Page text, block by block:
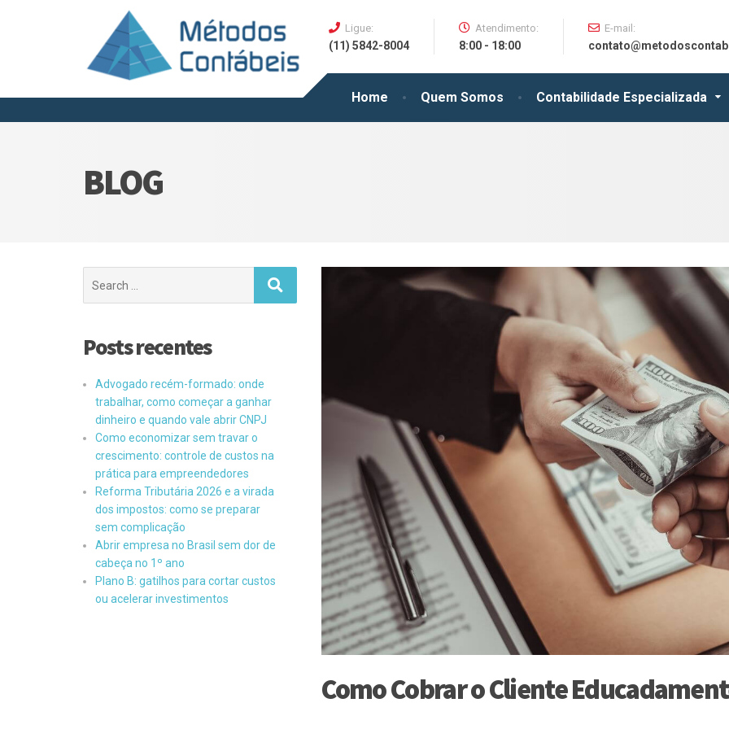
Home Quem Somos Contabilidade Especializada
Ligue:
(11) 5842-8004
Atendimento:
8:00 - 18:00
E-mail:
BLOG
Como Cobrar o Cliente
Posts recentes
Advogado recém-formado: onde
trabalhar, como começar a ganhar
dinheiro e quando vale abrir CNPJ
Como economizar sem travar o
crescimento: controle de custos na
prática para empreendedores
Reforma Tributária 2026 e a virada
dos impostos: como se preparar
sem complicação
Abrir empresa no Brasil sem dor de
cabeça no 1º ano
Plano B: gatilhos para cortar custos
ou acelerar investimentos